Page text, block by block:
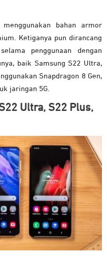
bahan armor
Ketiganya pun dirancang
penggunaan dengan
baik Samsung S22 Ultra,
Snapdragon 8 Gen,
jaringan 5G.
Ultra, S22 Plus,